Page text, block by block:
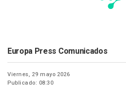
Europa Press Comunicados
Viernes, 29 mayo 2026
Publicado: 08:30